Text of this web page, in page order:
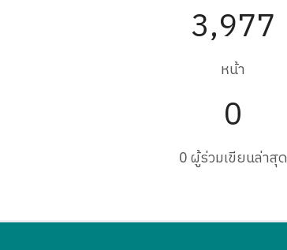
3,977
หน้า
0
0 ผู้ร่วมเขียนล่าสุด